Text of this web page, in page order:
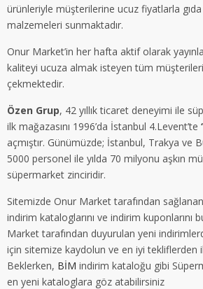
ürünleriyle müşterilerine ucuz fiyatlarla
malzemeleri sunmaktadır.
Onur Market’in her hafta aktif olarak
kaliteyi ucuza almak isteyen tüm
çekmektedir.
Özen Grup, 42 yıllık ticaret deneyimi ile
ilk mağazasını 1996’da İstanbul 4.Levent’te
açmıştır. Günümüzde; İstanbul, Trakya ve
5000 personel ile yılda 70 milyonu aşkın
süpermarket zinciridir.
Sitemizde Onur Market tarafından
indirim kataloglarını ve indirim kuponlarını
Market tarafından duyurulan yeni
için sitemize kaydolun ve en iyi tekliflerden
Beklerken, BİM indirim kataloğu gibi
en yeni kataloglara göz atabilirsiniz